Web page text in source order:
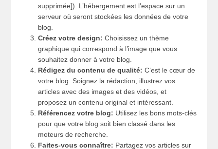
supprimée]). L’hébergement est l’espace sur un
serveur où seront stockées les données de votre
blog.
Créez votre design: Choisissez un thème
graphique qui correspond à l’image que vous
souhaitez donner à votre blog.
Rédigez du contenu de qualité: C’est le cœur de
votre blog. Soignez la rédaction, illustrez vos
articles avec des images et des vidéos, et
proposez un contenu original et intéressant.
Référencez votre blog: Utilisez les bons mots-clés
pour que votre blog soit bien classé dans les
moteurs de recherche.
Faites-vous connaître: Partagez vos articles sur